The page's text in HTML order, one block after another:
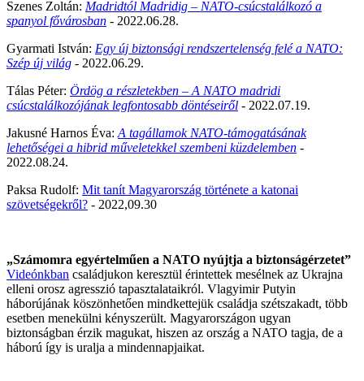
Szenes Zoltán: Madridtól Madridig – NATO-csúcstalálkozó a
spanyol fővárosban - 2022.06.28.
Gyarmati István: Egy új biztonsági rendszertelenség felé a NATO:
Szép új világ - 2022.06.29.
Tálas Péter: Ördög a részletekben – A NATO madridi
csúcstalálkozójának legfontosabb döntéseiről - 2022.07.19.
Jakusné Harnos Éva: A tagállamok NATO-támogatásának
lehetőségei a hibrid műveletekkel szembeni küzdelemben -
2022.08.24.
Paksa Rudolf: Mit tanít Magyarország története a katonai
szövetségekről? - 2022,09.30
„Számomra egyértelműen a NATO nyújtja a biztonságérzetet”
Videónkban családjukon keresztül érintettek mesélnek az Ukrajna
elleni orosz agresszió tapasztalataikról. Vlagyimir Putyin
háborújának köszönhetően mindkettejük családja szétszakadt, több
esetben menekülni kényszerült. Magyarországon ugyan
biztonságban érzik magukat, hiszen az ország a NATO tagja, de a
háború így is uralja a mindennapjaikat.